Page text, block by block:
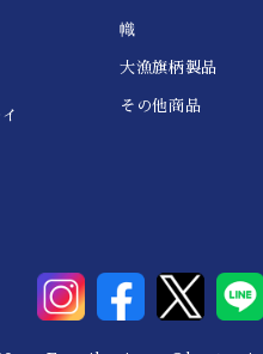
幟
大漁旗柄製品
その他商品